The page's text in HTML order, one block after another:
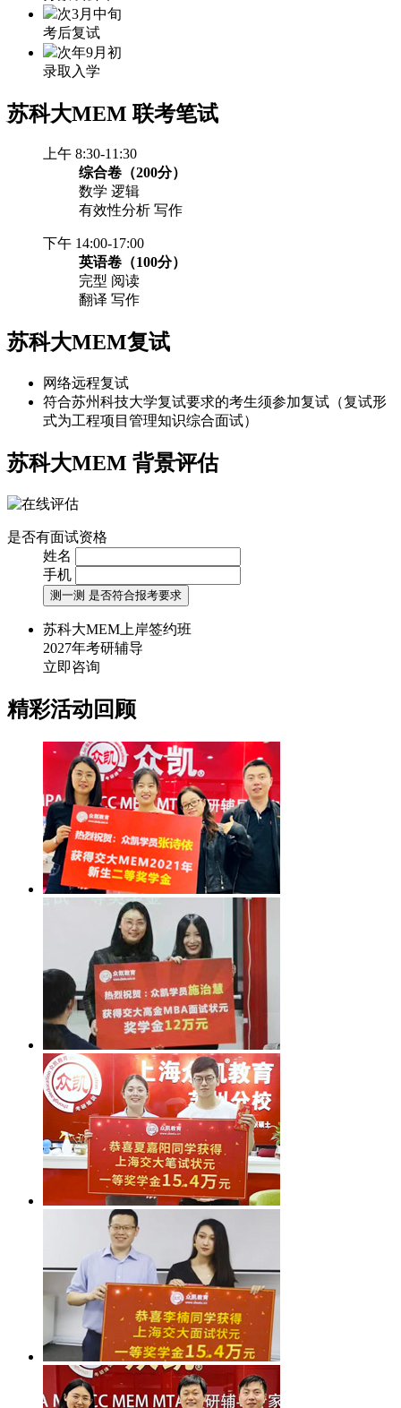
次3月中旬
考后复试
次年9月初
录取入学
苏科大MEM 联考笔试
上午 8:30-11:30
综合卷（200分）
数学 逻辑
有效性分析 写作
下午 14:00-17:00
英语卷（100分）
完型 阅读
翻译 写作
苏科大MEM复试
网络远程复试
符合苏州科技大学复试要求的考生须参加复试（复试形
式为工程项目管理知识综合面试）
苏科大MEM 背景评估
是否有面试资格
姓名
手机
测一测 是否符合报考要求
苏科大MEM上岸签约班
2027年考研辅导
立即咨询
精彩活动回顾